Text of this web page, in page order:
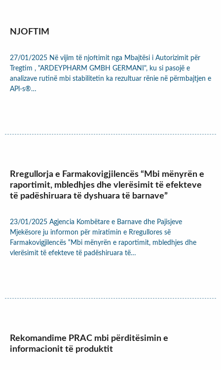
NJOFTIM
27/01/2025 Në vijim të njoftimit nga Mbajtësi i Autorizimit për
Tregtim , "ARDEYPHARM GMBH GERMANI", ku si pasojë e
analizave rutinë mbi stabilitetin ka rezultuar rënie në përmbajtjen e
APl-s®…
Rregullorja e Farmakovigjilencës “Mbi mënyrën e
raportimit, mbledhjes dhe vlerësimit të efekteve
të padëshiruara të dyshuara të barnave”
23/01/2025 Agjencia Kombëtare e Barnave dhe Pajisjeve
Mjekësore ju informon për miratimin e Rregullores së
Farmakovigjilencës “Mbi mënyrën e raportimit, mbledhjes dhe
vlerësimit të efekteve të padëshiruara të…
Rekomandime PRAC mbi përditësimin e
informacionit të produktit